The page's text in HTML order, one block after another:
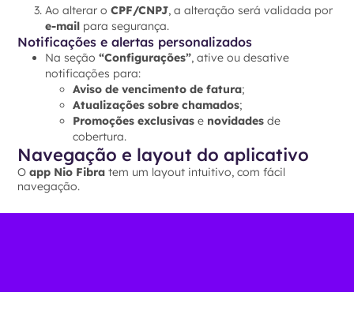
Ao alterar oCPF/CNPJ, a alteração será validada por
e-mail para segurança.
Notificações e alertas personalizados
Na seção“Configurações”, ative ou desative
notificações para:
Aviso de vencimento de fatura;
Atualizações sobre chamados;
Promoções exclusivas e novidades de
cobertura.
Navegação e layout do aplicativo
Oapp Nio Fibra tem um layout intuitivo, com fácil
navegação.